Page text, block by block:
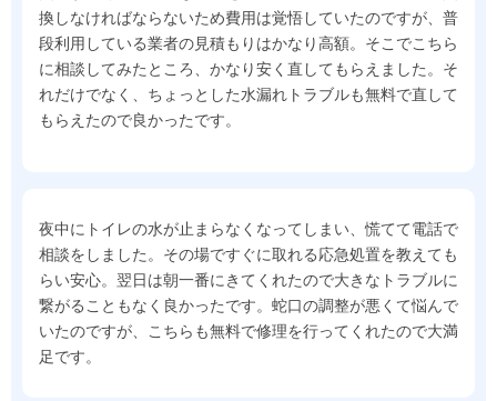
換しなければならないため費用は覚悟していたのですが、普
段利用している業者の見積もりはかなり高額。そこでこちら
に相談してみたところ、かなり安く直してもらえました。そ
れだけでなく、ちょっとした水漏れトラブルも無料で直して
もらえたので良かったです。
夜中にトイレの水が止まらなくなってしまい、慌てて電話で
相談をしました。その場ですぐに取れる応急処置を教えても
らい安心。翌日は朝一番にきてくれたので大きなトラブルに
繋がることもなく良かったです。蛇口の調整が悪くて悩んで
いたのですが、こちらも無料で修理を行ってくれたので大満
足です。